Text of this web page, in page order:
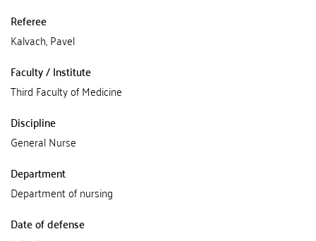
Referee
Kalvach, Pavel
Faculty / Institute
Third Faculty of Medicine
Discipline
General Nurse
Department
Department of nursing
Date of defense